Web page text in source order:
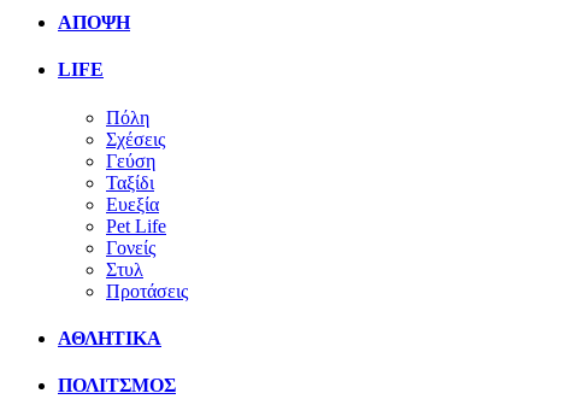
ΑΠΟΨΗ
LIFE
Πόλη
Σχέσεις
Γεύση
Ταξίδι
Ευεξία
Pet Life
Γονείς
Στυλ
Προτάσεις
ΑΘΛΗΤΙΚΑ
ΠΟΛΙΤΣΜΟΣ